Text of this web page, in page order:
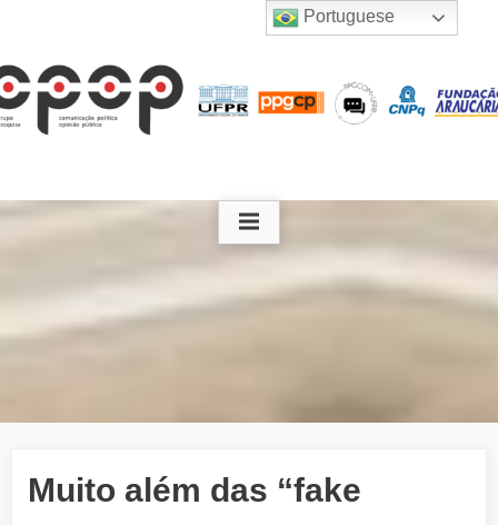
content
Muito além das “fake
Portuguese